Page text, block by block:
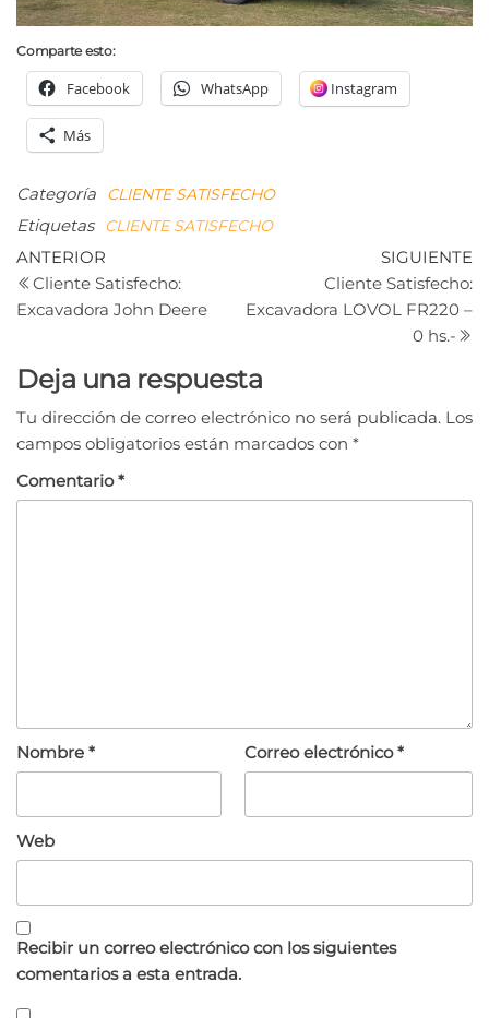
Comparte esto:
Facebook WhatsApp Instagram
Más
Categoría CLIENTE SATISFECHO
Etiquetas CLIENTE SATISFECHO
Navegación
de
Entrada
anterior
ANTERIOR
Cliente Satisfecho:
Excavadora John Deere
SIGUIENTE
Cliente Satisfecho:
Excavadora LOVOL FR220 –
0 hs.-
Deja una respuesta
Tu dirección de correo electrónico no será publicada. Los
campos obligatorios están marcados con *
Comentario*
Nombre * Correo electrónico*
Web
Recibir un correo electrónico con los siguientes
comentarios a esta entrada.